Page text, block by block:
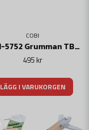
COBI
COBI-5752 Grumman TBF AVENGER
495 kr
LÄGG I VARUKORGEN